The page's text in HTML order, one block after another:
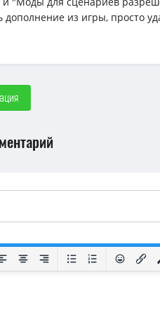
дополнение из игры, просто